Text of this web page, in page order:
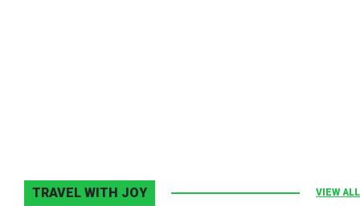
TRAVEL WITH JOY VIEW ALL